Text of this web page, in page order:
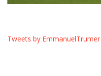
Tweets by EmmanuelTrumer